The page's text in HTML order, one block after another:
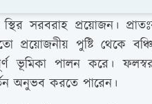
সরবরাহ প্রয়োজন।
প্রয়োজনীয় পুষ্টি থেকে
ভূমিকা পালন করে।
অনুভব করতে পারেন।